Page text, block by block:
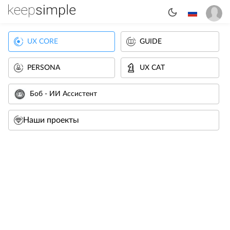
UX CORE GUIDE
PERSONA UX CAT
Боб - ИИ Ассистент
Наши проекты